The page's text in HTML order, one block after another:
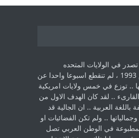
في الولايات المتحده
الامريكية منذ عام 1993 ، لم ‏تنقطع اسبوعا واحدا عن
.. توزع في خمس ولايات امريكية
..‏ لقد كان الهدف الاول من
باللغة العربية .. ان الجالية قد
.. ولم تكن الفضائيات او
في الوطن ‏العربي تصل